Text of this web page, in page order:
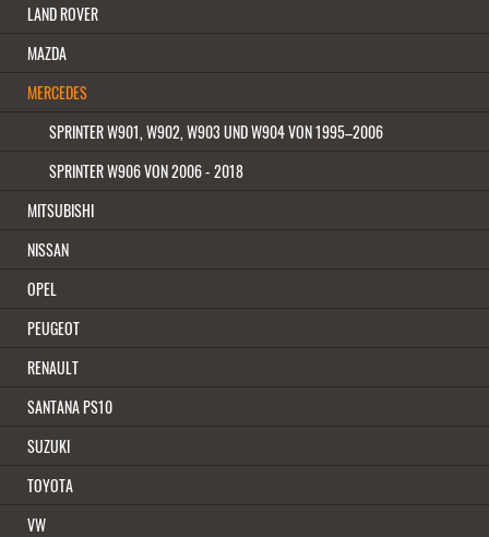
LAND ROVER
MAZDA
MERCEDES
SPRINTER W901, W902, W903 UND W904 VON 1995–2006
SPRINTER W906 VON 2006 - 2018
MITSUBISHI
NISSAN
OPEL
PEUGEOT
RENAULT
SANTANA PS10
SUZUKI
TOYOTA
VW